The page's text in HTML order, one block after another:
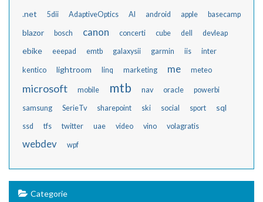
.net 5dii AdaptiveOptics AI android apple basecamp
blazor bosch canon concerti cube dell devleap
ebike eeepad emtb galaxysii garmin iis inter
kentico lightroom linq marketing me meteo
microsoft mobile mtb nav oracle powerbi
samsung SerieTv sharepoint ski social sport sql
ssd tfs twitter uae video vino volagratis
webdev wpf
Categorie